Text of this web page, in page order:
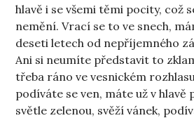
hlavě i se všemi těmi pocity, což
nemění. Vrací se to ve snech,
deseti letech od nepříjemného
Ani si neumíte představit to
třeba ráno ve vesnickém
podíváte se ven, máte už v hlavě
světle zelenou, svěží vánek,